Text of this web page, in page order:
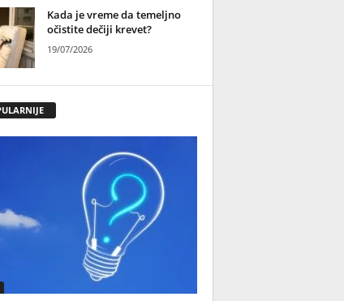
Kada je vreme da temeljno
očistite dečiji krevet?
19/07/2026